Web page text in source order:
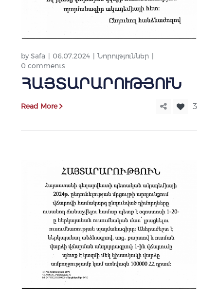
by Safa 06.07.2024
Նորություններ
0 comments
ՀԱՅՏԱՐԱՐՈՒԹՅՈՒՆ
Read More 3